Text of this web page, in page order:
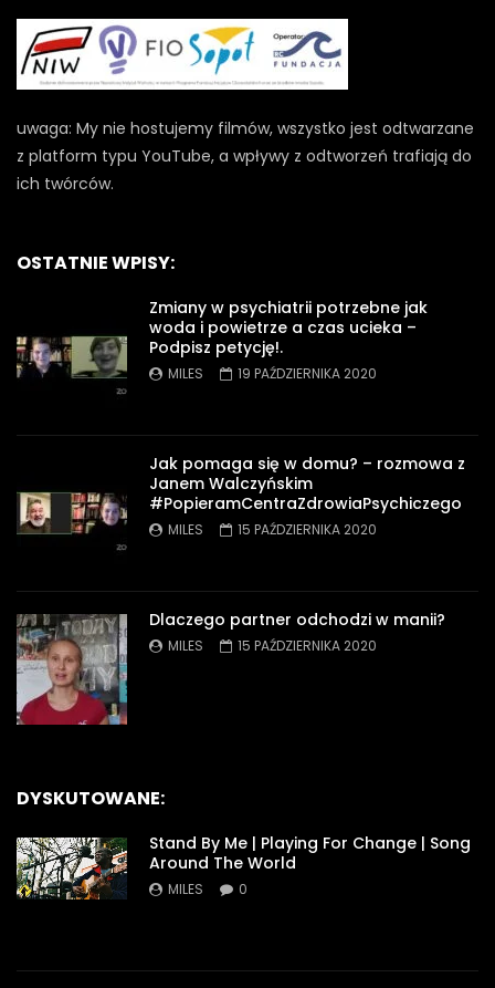
uwaga: My nie hostujemy filmów, wszystko jest odtwarzane
z platform typu YouTube, a wpływy z odtworzeń trafiają do
ich twórców.
OSTATNIE WPISY:
Zmiany w psychiatrii potrzebne jak
woda i powietrze a czas ucieka –
Podpisz petycję!.
MILES 19 PAŹDZIERNIKA 2020
Jak pomaga się w domu? – rozmowa z
Janem Walczyńskim
#PopieramCentraZdrowiaPsychiczego
MILES 15 PAŹDZIERNIKA 2020
Dlaczego partner odchodzi w manii?
MILES 15 PAŹDZIERNIKA 2020
DYSKUTOWANE:
Stand By Me | Playing For Change | Song
Around The World
MILES 0